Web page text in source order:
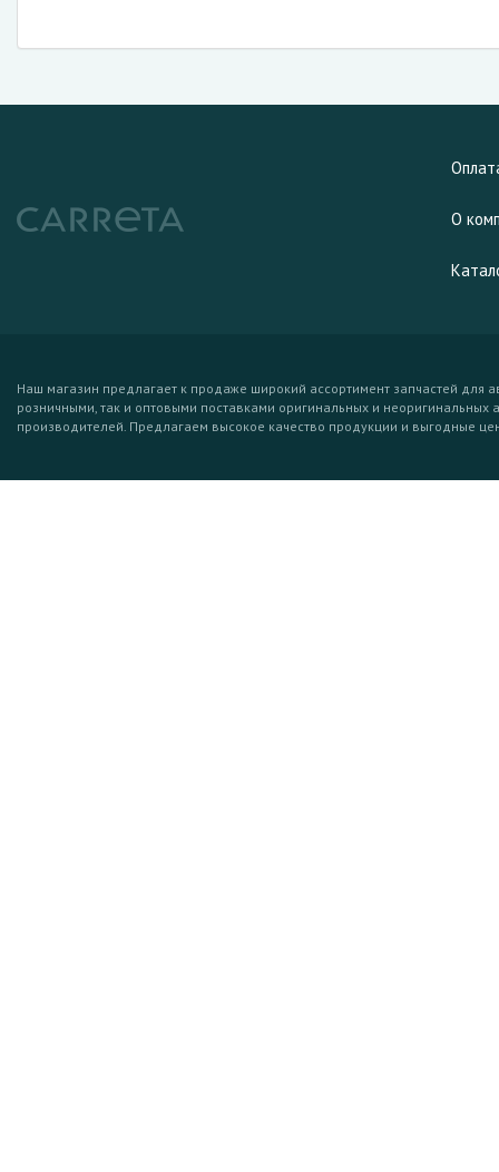
О
Наш магазин предлагает к продаже широкий ассортимент запчастей для
розничными, так и оптовыми поставками оригинальных и неоригинальных
производителей. Предлагаем высокое качество продукции и выгодные